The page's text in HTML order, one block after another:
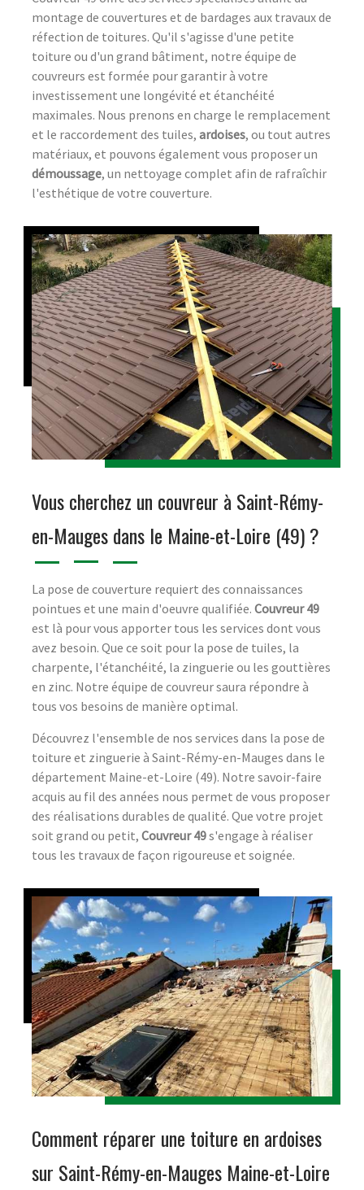
montage de couvertures et de bardages aux travaux de
réfection de toitures. Qu'il s'agisse d'une petite
toiture ou d'un grand bâtiment, notre équipe de
couvreurs est formée pour garantir à votre
investissement une longévité et étanchéité
maximales. Nous prenons en charge le remplacement
et le raccordement des tuiles, ardoises, ou tout autres
matériaux, et pouvons également vous proposer un
démoussage, un nettoyage complet afin de rafraîchir
l'esthétique de votre couverture.
Vous cherchez un couvreur à Saint-Rémy-
en-Mauges dans le Maine-et-Loire (49) ?
La pose de couverture requiert des connaissances
pointues et une main d'oeuvre qualifiée. Couvreur 49
est là pour vous apporter tous les services dont vous
avez besoin. Que ce soit pour la pose de tuiles, la
charpente, l'étanchéité, la zinguerie ou les gouttières
en zinc. Notre équipe de couvreur saura répondre à
tous vos besoins de manière optimal.
Découvrez l'ensemble de nos services dans la pose de
toiture et zinguerie à Saint-Rémy-en-Mauges dans le
département Maine-et-Loire (49). Notre savoir-faire
acquis au fil des années nous permet de vous proposer
des réalisations durables de qualité. Que votre projet
soit grand ou petit, Couvreur 49s'engage à réaliser
tous les travaux de façon rigoureuse et soignée.
Comment réparer une toiture en ardoises
sur Saint-Rémy-en-Mauges Maine-et-Loire